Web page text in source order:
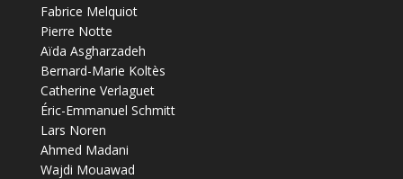
Fabrice Melquiot
Pierre Notte
Aïda Asgharzadeh
Bernard-Marie Koltès
Catherine Verlaguet
Éric-Emmanuel Schmitt
Lars Noren
Ahmed Madani
Wajdi Mouawad